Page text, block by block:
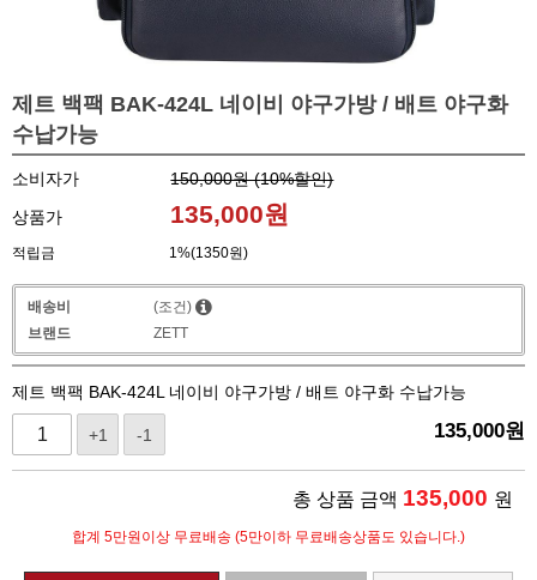
제트 백팩 BAK-424L 네이비 야구가방 / 배트 야구화
수납가능
소비자가 150,000원 (10%할인)
상품가
135,000원
적립금 1%(1350원)
배송비
(조건)
브랜드
ZETT
제트 백팩 BAK-424L 네이비 야구가방 / 배트 야구화 수납가능
+1 -1 135,000원
총 상품 금액 135,000 원
합계 5만원이상 무료배송 (5만이하 무료배송상품도 있습니다.)